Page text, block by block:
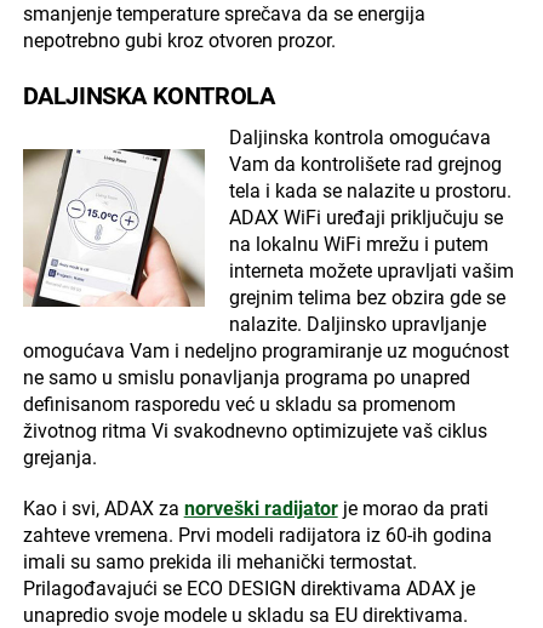
smanjenje temperature sprečava da se energija
nepotrebno gubi kroz otvoren prozor.
DALJINSKA KONTROLA
Daljinska kontrola omogućava
Vam da kontrolišete rad grejnog
tela i kada se nalazite u prostoru.
ADAX WiFi uređaji priključuju se
na lokalnu WiFi mrežu i putem
interneta možete upravljati vašim
grejnim telima bez obzira gde se
nalazite. Daljinsko upravljanje
omogućava Vam i nedeljno programiranje uz mogućnost
ne samo u smislu ponavljanja programa po unapred
definisanom rasporedu već u skladu sa promenom
životnog ritma Vi svakodnevno optimizujete vaš ciklus
grejanja.
Kao i svi, ADAX za norveški radijatorje morao da prati
zahteve vremena. Prvi modeli radijatora iz 60-ih godina
imali su samo prekida ili mehanički termostat.
Prilagođavajući se ECO DESIGN direktivama ADAX je
unapredio svoje modele u skladu sa EU direktivama.